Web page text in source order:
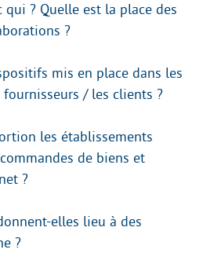
qui ? Quelle est la place des
?
mis en place dans les
/ les clients ?
les établissements
de biens et
?
elles lieu à des
?